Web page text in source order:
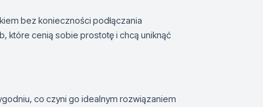
bez konieczności podłączania
które cenią sobie prostotę i chcą uniknąć
co czyni go idealnym rozwiązaniem